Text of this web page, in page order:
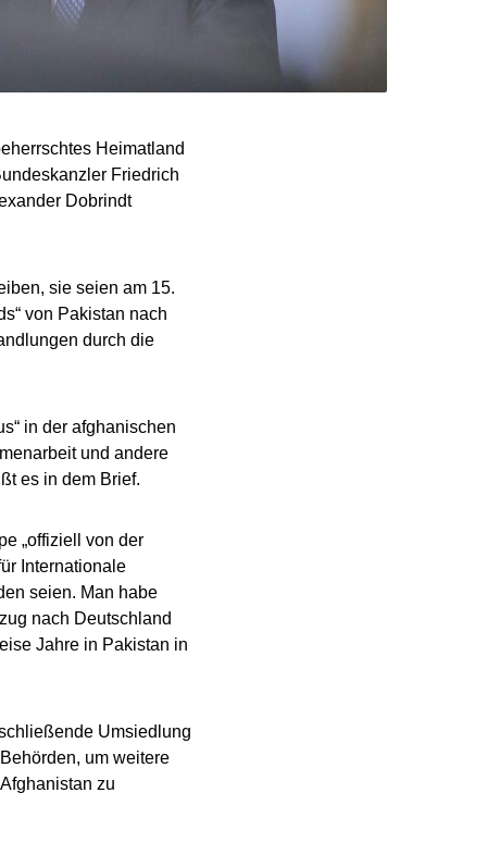
Heimatland
Friedrich
Dobrindt
sie seien am 15.
von Pakistan nach
durch die
in der afghanischen
und andere
es in dem Brief.
„offiziell von der
Internationale
seien. Man habe
nach Deutschland
Jahre in Pakistan in
Umsiedlung
um weitere
zu